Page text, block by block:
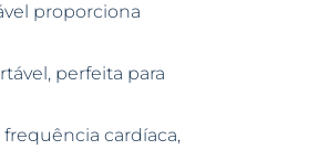
proporciona
perfeita para
cardíaca,